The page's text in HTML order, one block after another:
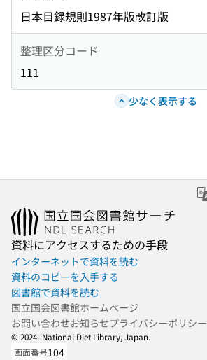
日本目録規則1987年版改訂版
整理区分コード
111
少なく表示する
資料にアクセスするための手段
インターネットで資料を読む
資料のコピーを入手する
図書館で資料を読む
国立国会図書館ホームページ
お問い合わせお知らせプライバシーポリシー
© 2024- National Diet Library, Japan.
画面番号104